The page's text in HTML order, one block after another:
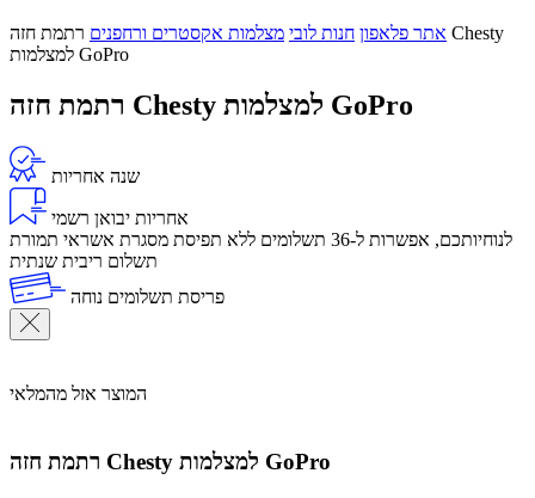
אתר פלאפון חנות לובי מצלמות אקסטרים ורחפנים רתמת חזה Chesty
למצלמות GoPro
רתמת חזה Chesty למצלמות GoPro
שנה אחריות
אחריות יבואן רשמי
לנוחיותכם, אפשרות ל-36 תשלומים ללא תפיסת מסגרת אשראי תמורת
תשלום ריבית שנתית
פריסת תשלומים נוחה
המוצר אזל מהמלאי
רתמת חזה Chesty למצלמות GoPro